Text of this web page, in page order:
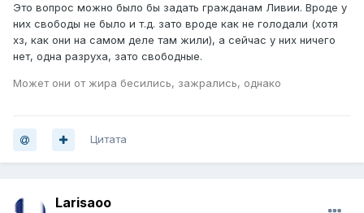
Это вопрос можно было бы задать гражданам Ливии. Вроде у
них свободы не было и т.д. зато вроде как не голодали (хотя
хз, как они на самом деле там жили), а сейчас у них ничего
нет, одна разруха, зато свободные.
Может они от жира бесились, зажрались, однако
Цитата
Larisaoo